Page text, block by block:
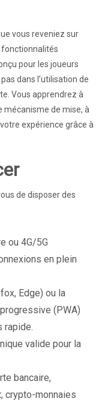
vous reveniez sur
fonctionnalités
pour les joueurs
dans l’utilisation de
Vous apprendrez à
mécanisme de mise, à
expérience grâce à
de disposer des
ou 4G/5G
en plein
Edge) ou la
(PWA)
rapide.
valide pour la
bancaire,
crypto-monnaies